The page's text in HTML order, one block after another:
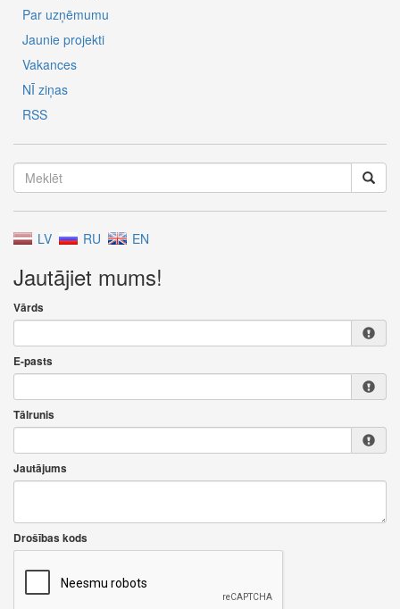
Par uzņēmumu
Jaunie projekti
Vakances
NĪ ziņas
RSS
LV RU EN
Jautājiet mums!
Vārds
E-pasts
Tālrunis
Jautājums
Drošības kods